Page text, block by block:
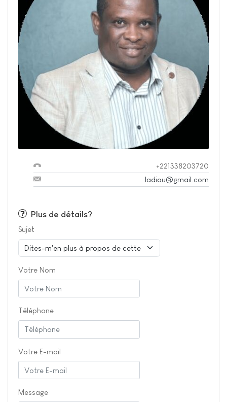
+221338203720
ladiou@gmail.com
Plus de détails?
Sujet
Votre Nom
Téléphone
Votre E-mail
Message